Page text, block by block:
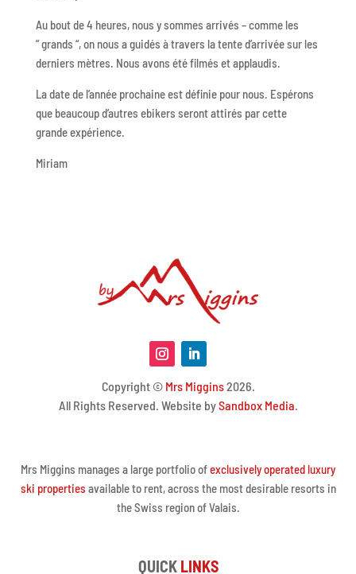
Au bout de 4 heures, nous y sommes arrivés – comme les
” grands “, on nous a guidés à travers la tente d’arrivée sur les
derniers mètres. Nous avons été filmés et applaudis.
La date de l’année prochaine est définie pour nous. Espérons
que beaucoup d’autres ebikers seront attirés par cette
grande expérience.
Miriam
Copyright © Mrs Miggins2026.
All Rights Reserved. Website bySandbox Media
Mrs Miggins manages a large portfolio ofexclusively operated luxury
ski properties available to rent, across the most desirable resorts in
the Swiss region of Valais.
QUICK LINKS